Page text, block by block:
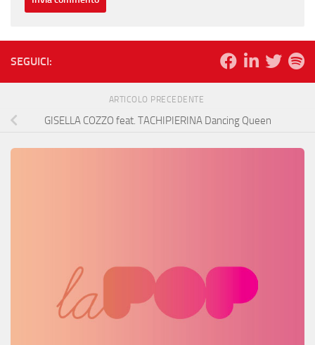
SEGUICI:
ARTICOLO PRECEDENTE
GISELLA COZZO feat. TACHIPIERINA Dancing Queen